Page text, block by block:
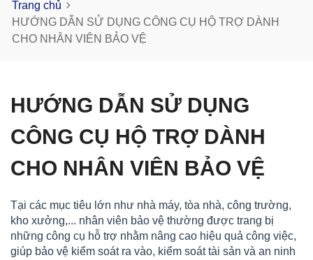
Trang chủ
HƯỚNG DẪN SỬ DỤNG CÔNG CỤ HỘ TRỢ DÀNH
CHO NHÂN VIÊN BẢO VỆ
HƯỚNG DẪN SỬ DỤNG
CÔNG CỤ HỘ TRỢ DÀNH
CHO NHÂN VIÊN BẢO VỆ
Tại các mục tiêu lớn như nhà máy, tòa nhà, công trường,
kho xưởng,... nhân viên bảo vệ thường được trang bị
những công cụ hỗ trợ nhằm nâng cao hiệu quả công việc,
giúp bảo vệ kiểm soát ra vào, kiểm soát tài sản và an ninh